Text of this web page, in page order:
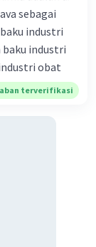
sebagai
industri
baku industri
obat
terverifikasi